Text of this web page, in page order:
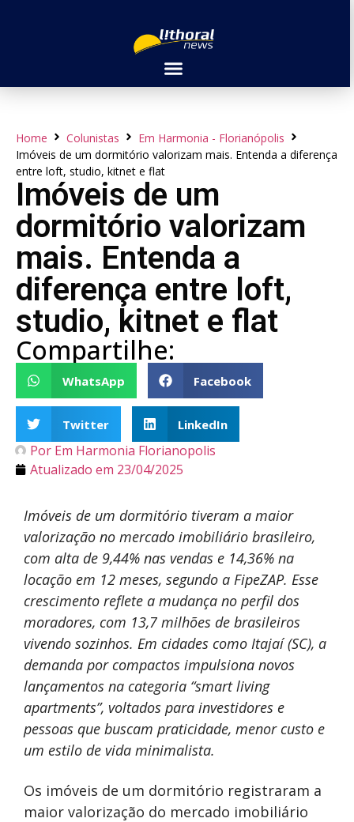
Home Colunistas
Em Harmonia - Florianópolis
Imóveis de um dormitório valorizam mais. Entenda a diferença
entre loft, studio, kitnet e flat
Imóveis de um
dormitório valorizam
mais. Entenda a
diferença entre loft,
studio, kitnet e flat
Compartilhe:
WhatsApp Facebook
Twitter LinkedIn
Por Em Harmonia Florianopolis
Atualizado em 23/04/2025
Imóveis de um dormitório tiveram a maior
valorização no mercado imobiliário brasileiro,
com alta de 9,44% nas vendas e 14,36% na
locação em 12 meses, segundo a FipeZAP. Esse
crescimento reflete a mudança no perfil dos
moradores, com 13,7 milhões de brasileiros
vivendo sozinhos. Em cidades como Itajaí (SC), a
demanda por compactos impulsiona novos
lançamentos na categoria “smart living
apartments”, voltados para investidores e
pessoas que buscam praticidade, menor custo e
um estilo de vida minimalista.
Os imóveis de um dormitório registraram a
maior valorização do mercado imobiliário